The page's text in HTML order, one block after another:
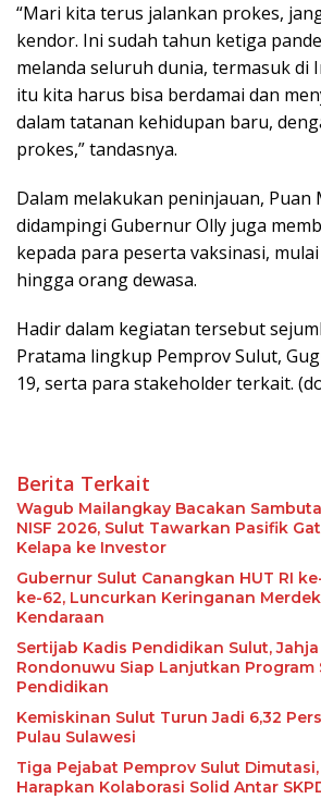
“Mari kita terus jalankan prokes,
kendor. Ini sudah tahun ketiga
melanda seluruh dunia, termasuk di
itu kita harus bisa berdamai dan
dalam tatanan kehidupan baru,
prokes,” tandasnya.
Dalam melakukan peninjauan, Puan
didampingi Gubernur Olly juga
kepada para peserta vaksinasi,
hingga orang dewasa.
Hadir dalam kegiatan tersebut
Pratama lingkup Pemprov Sulut,
19, serta para stakeholder terkait.
Berita Terkait
Wagub Mailangkay Bacakan
NISF 2026, Sulut Tawarkan Pasifik
Kelapa ke Investor
Gubernur Sulut Canangkan HUT RI
ke-62, Luncurkan Keringanan
Kendaraan
Sertijab Kadis Pendidikan Sulut, Jahja
Rondonuwu Siap Lanjutkan Program
Pendidikan
Kemiskinan Sulut Turun Jadi 6,32
Pulau Sulawesi
Tiga Pejabat Pemprov Sulut
Harapkan Kolaborasi Solid Antar